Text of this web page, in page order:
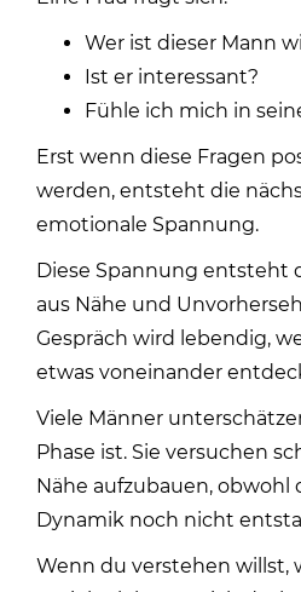
Wer ist dieser Mann
Ist er interessant?
Fühle ich mich in
Erst wenn diese Fragen
werden, entsteht die
emotionale Spannung.
Diese Spannung entsteht
aus Nähe und
Gespräch wird lebendig,
etwas voneinander
Viele Männer
Phase ist. Sie versuchen
Nähe aufzubauen, obwohl
Dynamik noch nicht
Wenn du verstehen willst,